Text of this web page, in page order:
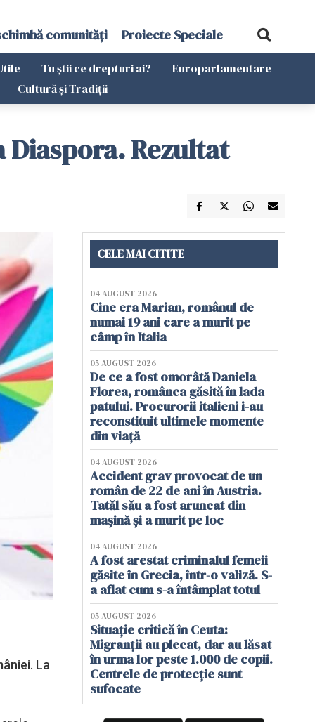
comunități Proiecte Speciale
Tu știi ce drepturi ai?
Europarlamentare
Cultură și Tradiții
Rezultat
La
CELE MAI CITITE
04 AUGUST 2026
Cine era Marian, românul de
numai 19 ani care a murit pe
câmp în Italia
05 AUGUST 2026
De ce a fost omorâtă Daniela
Florea, românca găsită în lada
patului. Procurorii italieni i-au
reconstituit ultimele momente
din viață
04 AUGUST 2026
Accident grav provocat de un
român de 22 de ani în Austria.
Tatăl său a fost aruncat din
mașină și a murit pe loc
04 AUGUST 2026
A fost arestat criminalul femeii
găsite în Grecia, într-o valiză. S-
a aflat cum s-a întâmplat totul
05 AUGUST 2026
Situație critică în Ceuta:
Migranții au plecat, dar au lăsat
în urma lor peste 1.000 de copii.
Centrele de protecție sunt
sufocate